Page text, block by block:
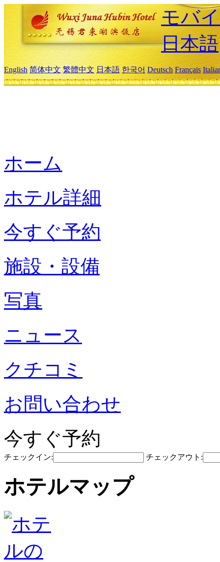
モバ
日本語
English 简体中文 繁體中文 日本語 한국어 Deutsch Français
ホーム
ホテル詳細
今すぐ予約
施設・設備
写真
ニュース
クチコミ
お問い合わせ
今すぐ予約
チェックイン: チェックアウト:
ホテルマップ